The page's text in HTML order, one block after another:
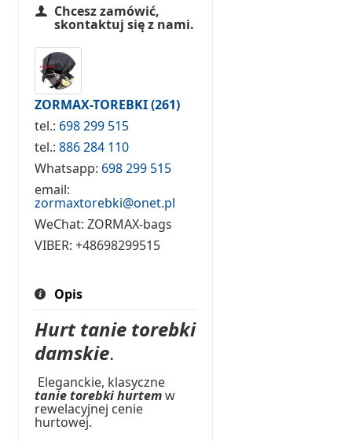
Chcesz zamówić,
skontaktuj się z nami.
ZORMAX-TOREBKI(261)
tel.: 698 299 515
tel.:886 284 110
Whatsapp: 698 299 515
email:
zormaxtorebki@onet.pl
WeChat:ZORMAX-bags
VIBER:+48698299515
Opis
Hurt tanie torebki
damskie.
Eleganckie, klasyczne
tanie torebki hurtemw
rewelacyjnej cenie
hurtowej.